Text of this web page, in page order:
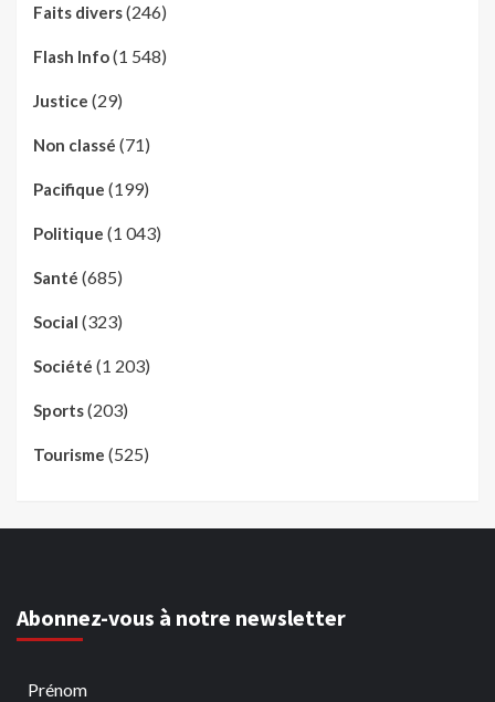
Faits divers(246)
Flash Info(1 548)
Justice (29)
Non classé (71)
Pacifique (199)
Politique (1 043)
Santé (685)
Social (323)
Société (1 203)
Sports(203)
Tourisme (525)
Abonnez-vous à notre newsletter
Prénom